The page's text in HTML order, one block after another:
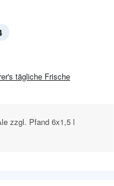
tägliche Frische
zzgl. Pfand 6x1,5 l